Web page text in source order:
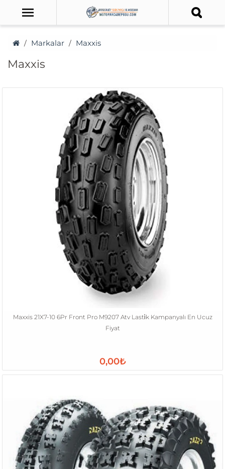
Markalar Maxxis
Maxxis
Maxxis 21X7-10 6Pr Front Pro M9207 Atv Lasti̇k Kampanyalı En Ucuz
Fiyat
0,00₺